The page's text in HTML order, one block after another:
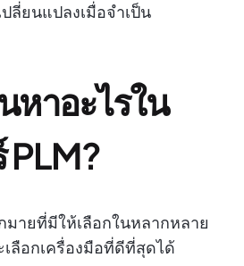
ลี่ยนแปลงเมื่อจำเป็น
าอะไรใน
มายที่มีให้เลือกในหลากหลาย
ลือกเครื่องมือที่ดีที่สุดได้